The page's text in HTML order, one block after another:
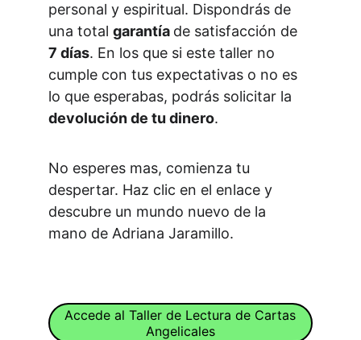
personal y espiritual. Dispondrás de
una total garantía de satisfacción de
7 días. En los que si este taller no
cumple con tus expectativas o no es
lo que esperabas, podrás solicitar la
devolución de tu dinero.
No esperes mas, comienza tu
despertar. Haz clic en el enlace y
descubre un mundo nuevo de la
mano de Adriana Jaramillo.
Accede al Taller de Lectura de Cartas
Angelicales